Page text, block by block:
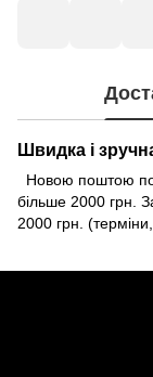
Швидка і
Новою поштою
більше 2000 грн.
2000 грн.